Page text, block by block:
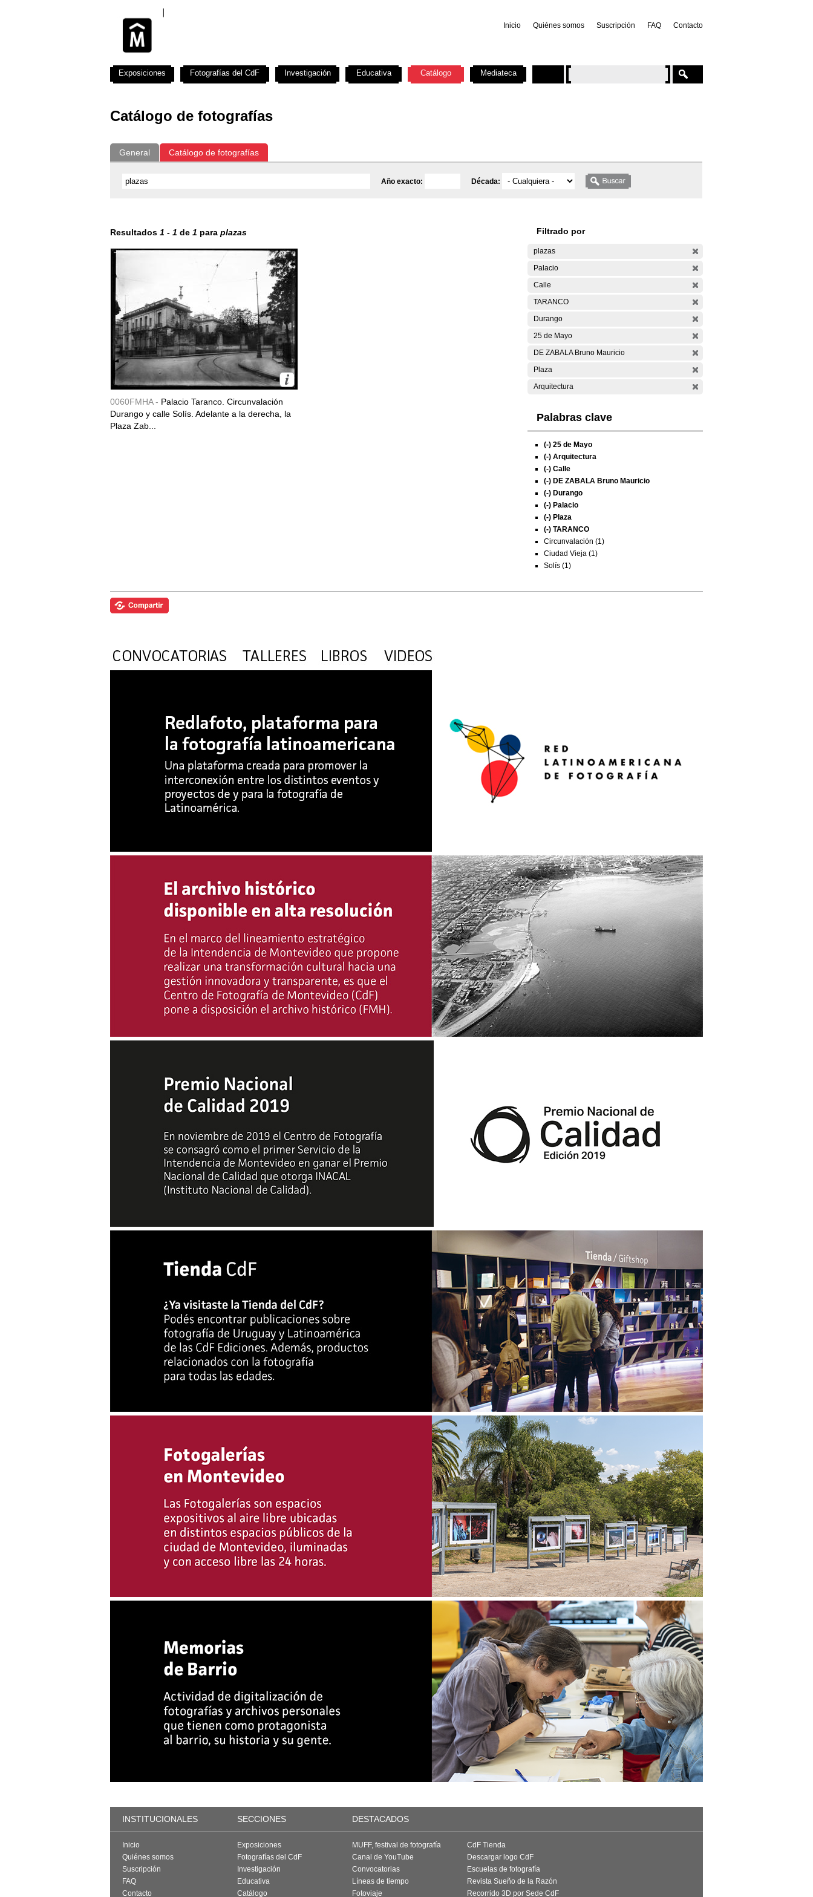
Inicio Quiénes somos Suscripción FAQ Contacto
Catálogo de fotografías
General Catálogo de fotografías
Año exacto: Década:
Resultados 1 - 1 de 1 para plazas
0060FMHA - Palacio Taranco. Circunvalación
Durango y calle Solís. Adelante a la derecha, la
Plaza Zab...
Filtrado por
plazas
Palacio
Calle
TARANCO
Durango
25 de Mayo
DE ZABALA Bruno Mauricio
Plaza
Arquitectura
Palabras clave
(-) 25 de Mayo
(-) Arquitectura
(-) Calle
(-) DE ZABALA Bruno Mauricio
(-) Durango
(-) Palacio
(-) Plaza
(-) TARANCO
Circunvalación (1)
Ciudad Vieja (1)
Solís (1)
Exposiciones Fotografías del CdF Investigación Educativa Catálogo Mediateca
INSTITUCIONALES SECCIONES DESTACADOS
Inicio
Quiénes somos
Suscripción
FAQ
Contacto
Exposiciones
Fotografías del CdF
Investigación
Educativa
Catálogo
MUFF, festival de fotografía
Canal de YouTube
Convocatorias
Líneas de tiempo
Fotoviaje
CdF Tienda
Descargar logo CdF
Escuelas de fotografía
Revista Sueño de la Razón
Recorrido 3D por Sede CdF